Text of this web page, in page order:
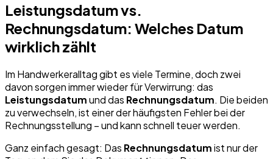
Leistungsdatum vs.
Rechnungsdatum: Welches Datum
wirklich zählt
Im Handwerkeralltag gibt es viele Termine, doch zwei
davon sorgen immer wieder für Verwirrung: das
Leistungsdatumund das Rechnungsdatum. Die beiden
zu verwechseln, ist einer der häufigsten Fehler bei der
Rechnungsstellung – und kann schnell teuer werden.
Ganz einfach gesagt: Das Rechnungsdatumist nur der